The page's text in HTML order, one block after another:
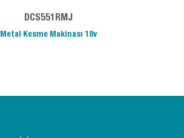
DCS551RMJ
Metal Kesme Makinası 18v